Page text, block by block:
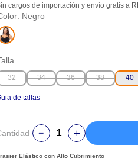
cargos de importación y envío gratis a
: Negro
32 34 36 38 40
de tallas
Elástico con Alto Cubrimiento